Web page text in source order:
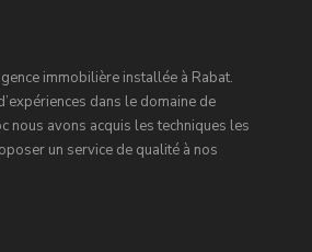
immobilière installée à Rabat.
dans le domaine de
nous avons acquis les techniques les
un service de qualité à nos